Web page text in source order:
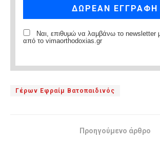
Ναι, επιθυμώ να λαμβάνω το newsletter
από το vimaorthodoxias.gr
Γέρων Εφραίμ Βατοπαιδινός
Προηγούμενο άρθρο